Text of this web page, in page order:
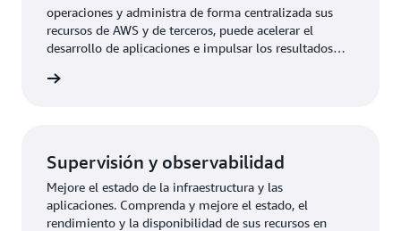
operaciones y administra de forma centralizada sus
recursos de AWS y de terceros, puede acelerar el
desarrollo de aplicaciones e impulsar los resultados
Supervisión y observabilidad
Mejore el estado de la infraestructura y las
aplicaciones. Comprenda y mejore el estado, el
rendimiento y la disponibilidad de sus recursos en